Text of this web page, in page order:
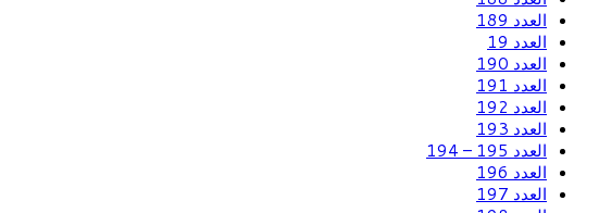
العدد 189
العدد 19
العدد 190
العدد 191
العدد 192
العدد 193
العدد 195 – 194
العدد 196
العدد 197